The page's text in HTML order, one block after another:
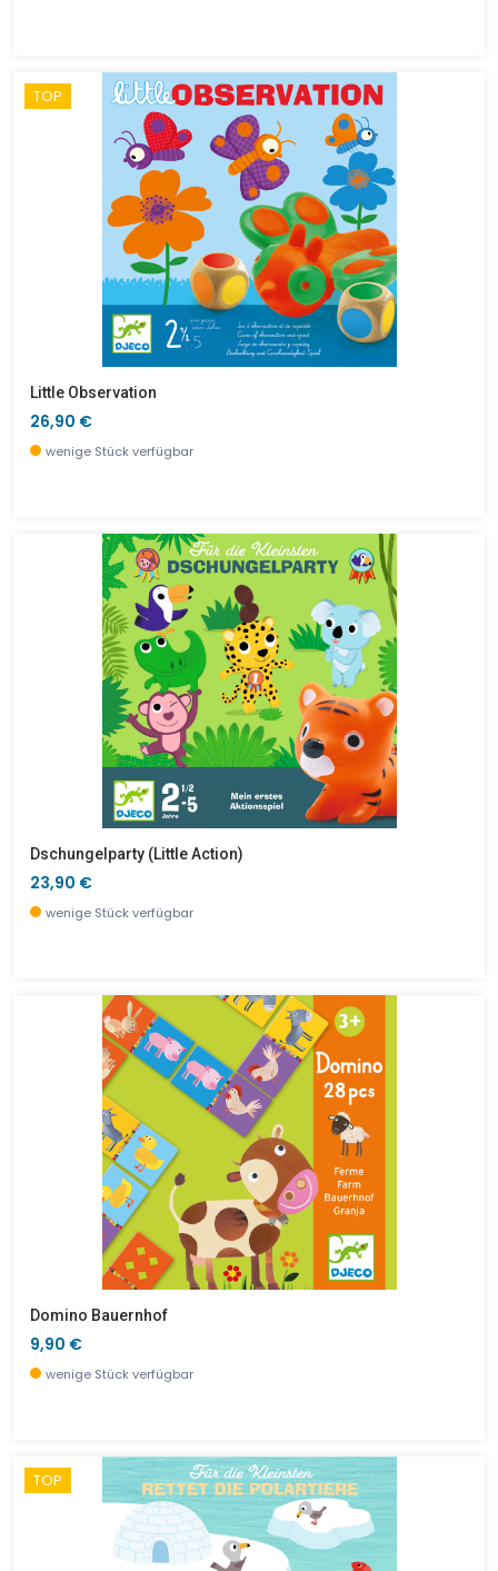
TOP
Little Observation
26,90 €
wenige Stück verfügbar
Dschungelparty (little Action)
23,90 €
wenige Stück verfügbar
Domino Bauernhof
9,90 €
wenige Stück verfügbar
TOP